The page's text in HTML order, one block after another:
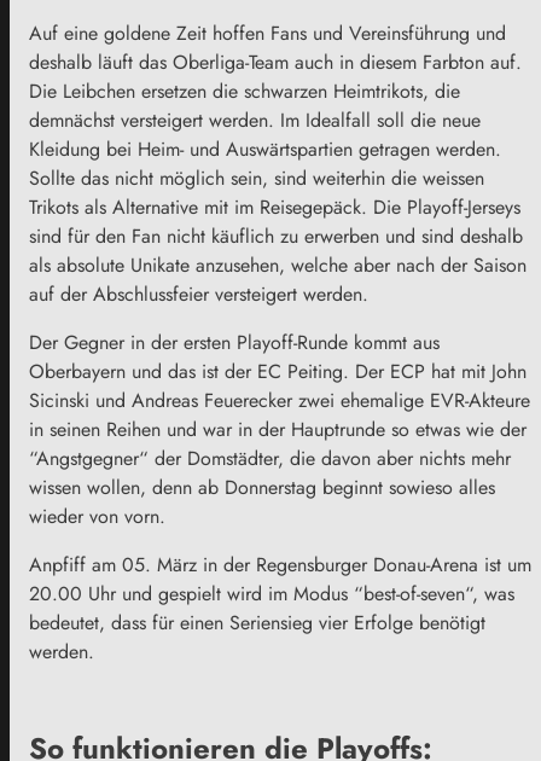
Auf eine goldene Zeit hoffen Fans und Vereinsführung und
deshalb läuft das Oberliga-Team auch in diesem Farbton auf.
Die Leibchen ersetzen die schwarzen Heimtrikots, die
demnächst versteigert werden. Im Idealfall soll die neue
Kleidung bei Heim- und Auswärtspartien getragen werden.
Sollte das nicht möglich sein, sind weiterhin die weissen
Trikots als Alternative mit im Reisegepäck. Die Playoff-Jerseys
sind für den Fan nicht käuflich zu erwerben und sind deshalb
als absolute Unikate anzusehen, welche aber nach der Saison
auf der Abschlussfeier versteigert werden.
Der Gegner in der ersten Playoff-Runde kommt aus
Oberbayern und das ist der EC Peiting. Der ECP hat mit John
Sicinski und Andreas Feuerecker zwei ehemalige EVR-Akteure
in seinen Reihen und war in der Hauptrunde so etwas wie der
“Angstgegner“ der Domstädter, die davon aber nichts mehr
wissen wollen, denn ab Donnerstag beginnt sowieso alles
wieder von vorn.
Anpfiff am 05. März in der Regensburger Donau-Arena ist um
20.00 Uhr und gespielt wird im Modus “best-of-seven“, was
bedeutet, dass für einen Seriensieg vier Erfolge benötigt
werden.
So funktionieren die Playoffs: